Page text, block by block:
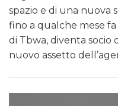
spazio e di una nuova
fino a qualche mese
di Tbwa, diventa socio
nuovo assetto